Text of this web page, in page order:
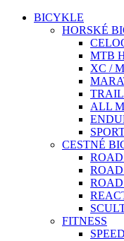
BICYKLE
HORSKÉ
MTB
XC /
ALL
CESTNÉ
FITNESS